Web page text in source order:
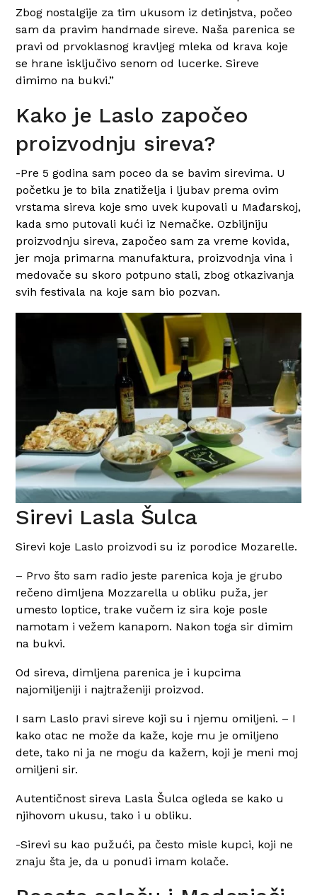
Zbog nostalgije za tim ukusom iz detinjstva, počeo
sam da pravim handmade sireve. Naša parenica se
pravi od prvoklasnog kravljeg mleka od krava koje
se hrane isključivo senom od lucerke. Sireve
dimimo na bukvi.”
Kako je Laslo započeo
proizvodnju sireva?
-Pre 5 godina sam poceo da se bavim sirevima. U
početku je to bila znatiželja i ljubav prema ovim
vrstama sireva koje smo uvek kupovali u Mađarskoj,
kada smo putovali kući iz Nemačke. Ozbiljniju
proizvodnju sireva, započeo sam za vreme kovida,
jer moja primarna manufaktura, proizvodnja vina i
medovače su skoro potpuno stali, zbog otkazivanja
svih festivala na koje sam bio pozvan.
Sirevi Lasla Šulca
Sirevi koje Laslo proizvodi su iz porodice Mozarelle.
– Prvo što sam radio jeste parenica koja je grubo
rečeno dimljena Mozzarella u obliku puža, jer
umesto loptice, trake vučem iz sira koje posle
namotam i vežem kanapom. Nakon toga sir dimim
na bukvi.
Od sireva, dimljena parenica je i kupcima
najomiljeniji i najtraženiji proizvod.
I sam Laslo pravi sireve koji su i njemu omiljeni. – I
kako otac ne može da kaže, koje mu je omiljeno
dete, tako ni ja ne mogu da kažem, koji je meni moj
omiljeni sir.
Autentičnost sireva Lasla Šulca ogleda se kako u
njihovom ukusu, tako i u obliku.
-Sirevi su kao pužući, pa često misle kupci, koji ne
znaju šta je, da u ponudi imam kolače.